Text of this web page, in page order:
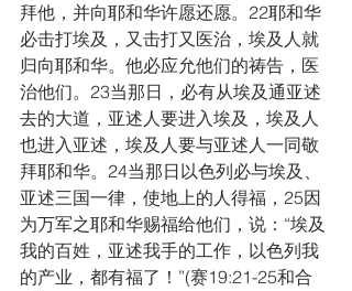
拜他，并向耶和华许愿还愿。22耶和华
必击打埃及，又击打又医治，埃及人就
归向耶和华。他必应允他们的祷告，医
治他们。23当那日，必有从埃及通亚述
去的大道，亚述人要进入埃及，埃及人
也进入亚述，埃及人要与亚述人一同敬
拜耶和华。24当那日以色列必与埃及、
亚述三国一律，使地上的人得福，25因
为万军之耶和华赐福给他们，说：“埃及
我的百姓，亚述我手的工作，以色列我
的产业，都有福了！”(赛19:21-25和合